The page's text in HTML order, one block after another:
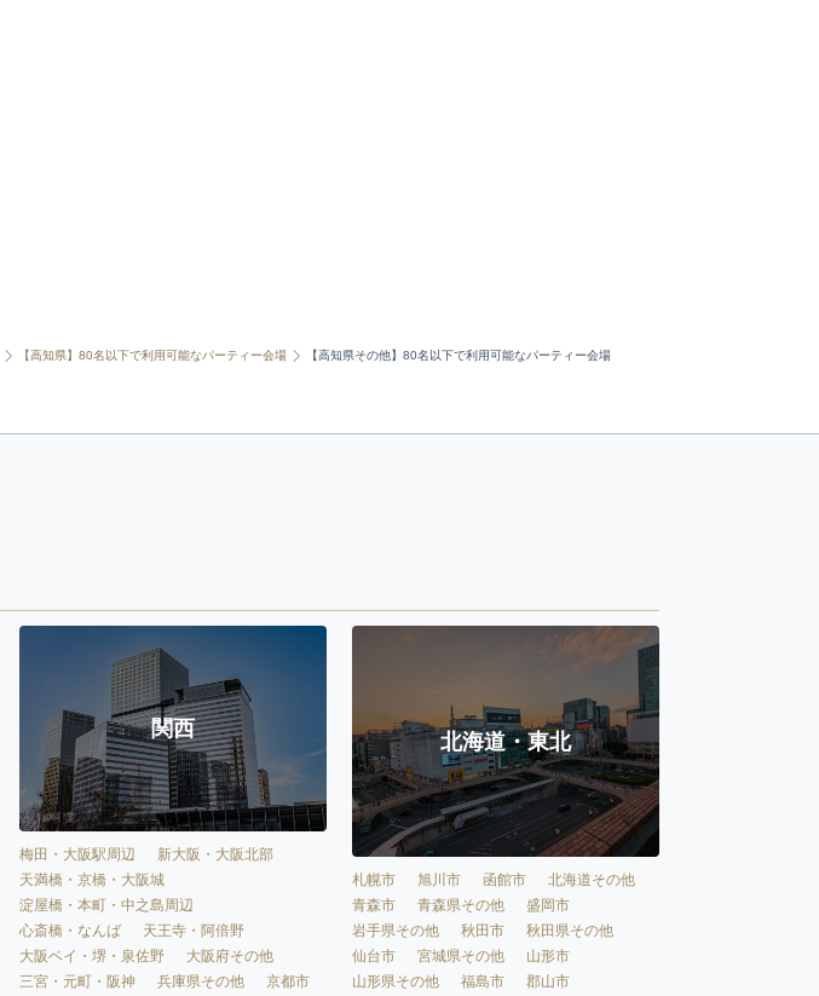
【高知県】80名以下で利用可能なパーティー会場 【高知県その他】80名以下で利用可能なパーティー会場
関西
梅田・大阪駅周辺
新大阪・大阪北部
天満橋・京橋・大阪城
淀屋橋・本町・中之島周辺
心斎橋・なんば
天王寺・阿倍野
大阪ベイ・堺・泉佐野
大阪府その他
三宮・元町・阪神
兵庫県その他
京都市
北海道・東北
札幌市 旭川市 函館市
北海道その他
青森市
青森県その他
盛岡市
岩手県その他
秋田市
秋田県その他
仙台市
宮城県その他
山形市
山形県その他
福島市
郡山市